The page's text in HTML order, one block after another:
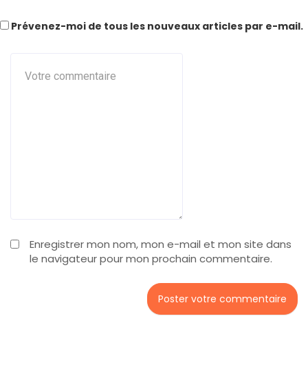
Enregistrer mon nom, mon e-mail et mon site dans
le navigateur pour mon prochain commentaire.
Prévenez-moi de tous les nouveaux articles par e-mail.